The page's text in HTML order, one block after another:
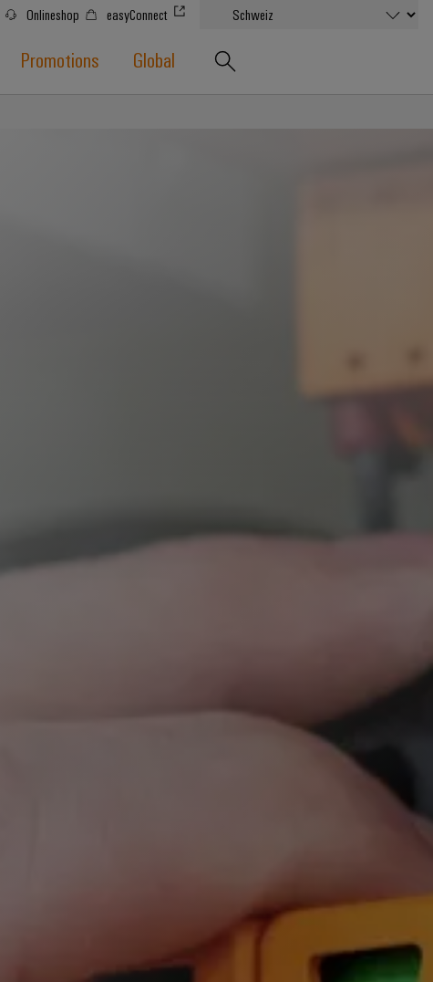
Onlineshop easyConnect
Promotions Global